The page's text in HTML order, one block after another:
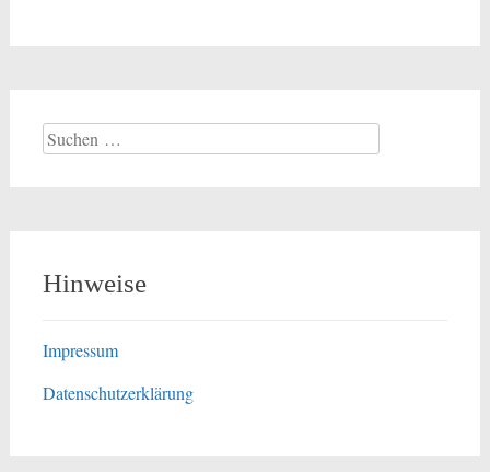
Suchen
nach:
Hinweise
Impressum
Datenschutzerklärung